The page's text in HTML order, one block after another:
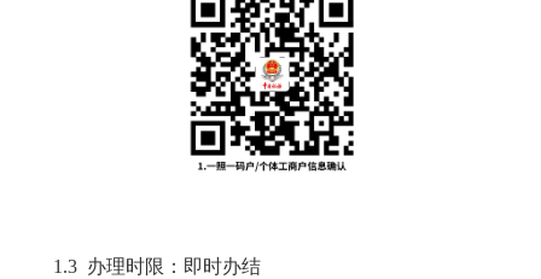
1.3 办理时限：即时办结